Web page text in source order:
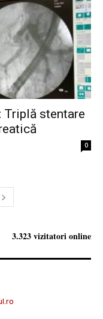
Triplă stentare
0
3.323 vizitatori online